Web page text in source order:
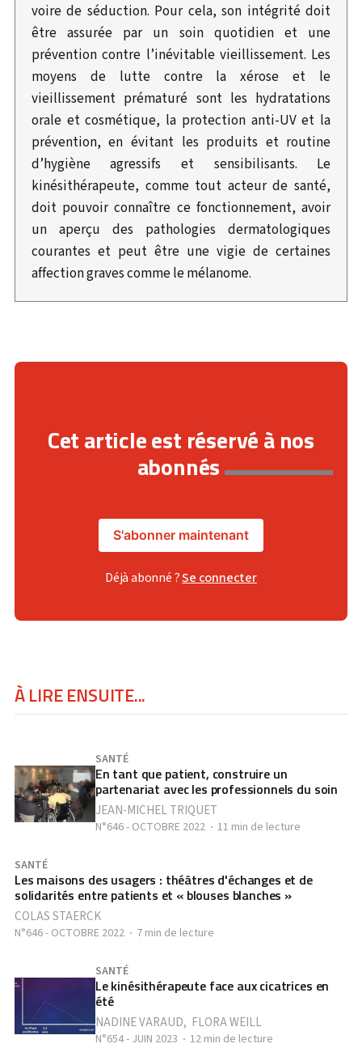
voire de séduction. Pour cela, son intégrité doit
être assurée par un soin quotidien et une
prévention contre l’inévitable vieillissement. Les
moyens de lutte contre la xérose et le
vieillissement prématuré sont les hydratations
orale et cosmétique, la protection anti-UV et la
prévention, en évitant les produits et routine
d’hygiène agressifs et sensibilisants. Le
kinésithérapeute, comme tout acteur de santé,
doit pouvoir connaître ce fonctionnement, avoir
un aperçu des pathologies dermatologiques
courantes et peut être une vigie de certaines
affection graves comme le mélanome.
Cet article est réservé à nos
abonnés
S'abonner maintenant
Déjà abonné ?Se connecter
À LIRE ENSUITE...
SANTÉ
En tant que patient, construire un
partenariat avec les professionnels du soin
JEAN-MICHEL TRIQUET
N°646 - OCTOBRE 2022 11 min de lecture
SANTÉ
Les maisons des usagers : théâtres d'échanges et de
solidarités entre patients et « blouses blanches »
COLAS STAERCK
N°646 - OCTOBRE 2022 7 min de lecture
SANTÉ
Le kinésithérapeute face aux cicatrices en
été
NADINE VARAUD, FLORA WEILL
N°654 - JUIN 2023 12 min de lecture